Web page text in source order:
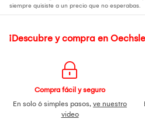
siempre quisiste a un precio que no esperabas.
¡Descubre y compra en
Compra fácil y seguro
En solo 6 simples pasos, ve nuestro
video